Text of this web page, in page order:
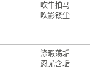
吹牛拍马
吹影镂尘
涤瑕荡垢
忍尤含垢